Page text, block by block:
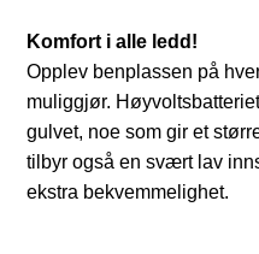
Komfort i alle ledd!
Opplev benplassen på
muliggjør.
gulvet, noe som gir et
tilbyr også en svært lav
ekstra bekvemmelighet.